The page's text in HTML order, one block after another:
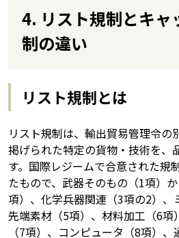
4. リスト規制とキャ
制の違い
リスト規制とは
リスト規制は、輸出貿易管理令の
掲げられた特定の貨物・技術を、
す。国際レジームで合意された規
たもので、武器そのもの（1項）
項）、化学兵器関連（3項の2）、
先端素材（5項）、材料加工（6項
（7項）、コンピュータ（8項）